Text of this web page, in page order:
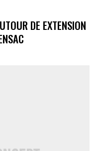
DE EXTENSION